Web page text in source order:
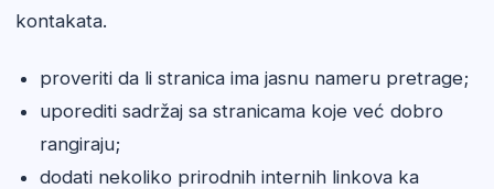
kontakata.
proveriti da li stranica ima jasnu nameru pretrage;
uporediti sadržaj sa stranicama koje već dobro
rangiraju;
dodati nekoliko prirodnih internih linkova ka